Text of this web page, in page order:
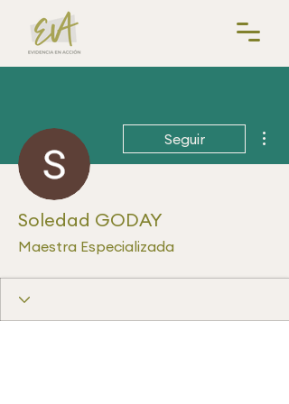
Seguir
Soledad GODAY
Maestra Especializada